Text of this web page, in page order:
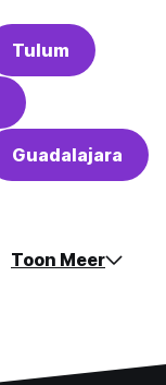
Tulum
Guadalajara
Toon Meer